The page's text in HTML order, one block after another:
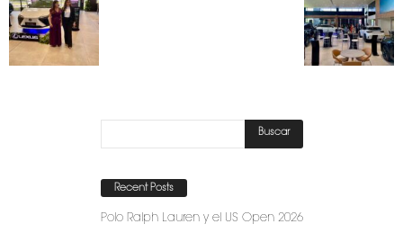
Recent Posts
Polo Ralph Lauren y el US Open 2026